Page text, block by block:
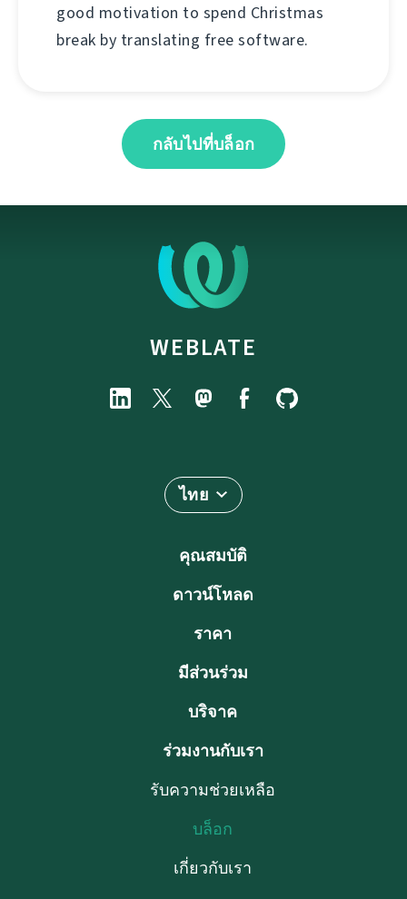
good motivation to spend Christmas
break by translating free software.
กลับไปที่บล็อก
WEBLATE
ไทย
คุณสมบัติ
ดาวน์โหลด
ราคา
มีส่วนร่วม
บริจาค
ร่วมงานกับเรา
รับความช่วยเหลือ
บล็อก
เกี่ยวกับเรา